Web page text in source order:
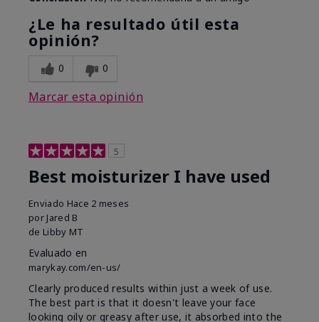
¿Le ha resultado útil esta
opinión?
0 0
Marcar esta opinión
5
Best moisturizer I have used
Enviado Hace 2 meses
por Jared B
de Libby MT
Evaluado en
marykay.com/en-us/
Clearly produced results within just a week of use.
The best part is that it doesn't leave your face
looking oily or greasy after use, it absorbed into the